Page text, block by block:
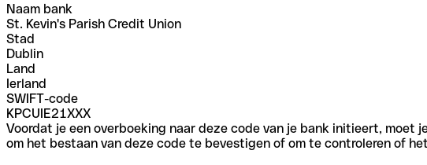
Naam bank
St. Kevin's Parish Credit Union
Stad
Dublin
Land
Ierland
SWIFT-code
KPCUIE21XXX
Voordat je een overboeking naar deze code van je bank initieert,
om het bestaan van deze code te bevestigen of om te controleren of